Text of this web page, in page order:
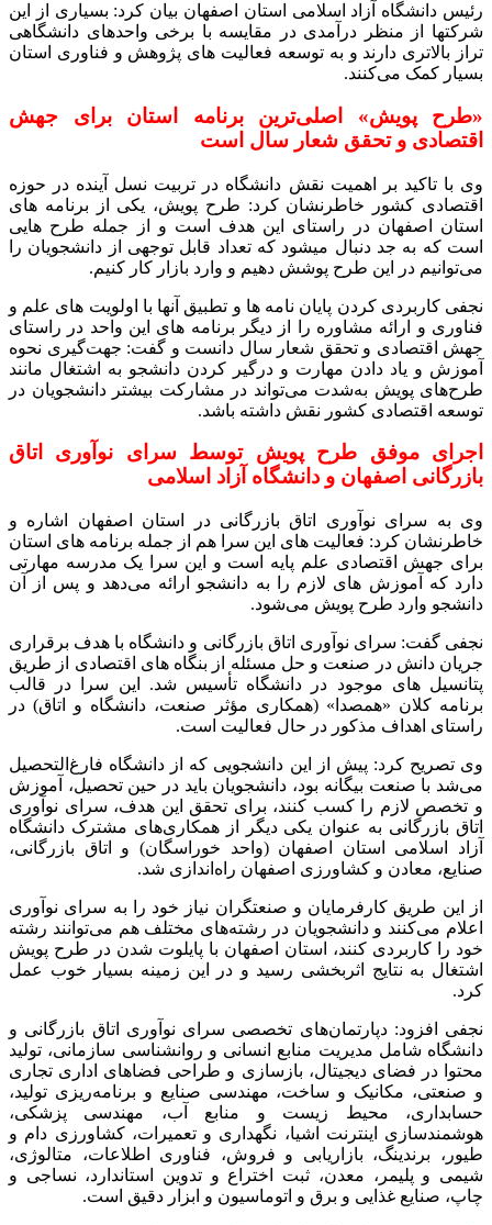
رئیس دانشگاه آزاد اسلامی استان اصفهان بیان کرد: بسیاری از این
شرکتها از منظر درآمدی در مقایسه با برخی واحدهای دانشگاهی
تراز بالاتری دارند و به توسعه فعالیت های پژوهش و فناوری استان
بسیار کمک می‌کنند.
«طرح پویش» اصلی‌ترین برنامه استان برای جهش
اقتصادی و تحقق شعار سال است
وی با تاکید بر اهمیت نقش دانشگاه در تربیت نسل آینده در حوزه
اقتصادی کشور خاطرنشان کرد: طرح پویش، یکی از برنامه های
استان اصفهان در راستای این هدف است و از جمله طرح هایی
است که به جد دنبال میشود که تعداد قابل توجهی از دانشجویان را
می‌توانیم در این طرح پوشش دهیم و وارد بازار کار کنیم.
نجفی کاربردی کردن پایان نامه ها و تطبیق آنها با اولویت های علم و
فناوری و ارائه مشاوره را از دیگر برنامه های این واحد در راستای
جهش اقتصادی و تحقق شعار سال دانست و گفت: جهت‌گیری نحوه
آموزش و یاد دادن مهارت و درگیر کردن دانشجو به اشتغال مانند
طرح‌های پویش به‌شدت می‌تواند در مشارکت بیشتر دانشجویان در
توسعه اقتصادی کشور نقش داشته باشد.
اجرای موفق طرح پویش توسط سرای نوآوری اتاق
بازرگانی اصفهان و دانشگاه آزاد اسلامی
وی به سرای نوآوری اتاق بازرگانی در استان اصفهان اشاره و
خاطرنشان کرد: فعالیت های این سرا هم از جمله برنامه های استان
برای جهش اقتصادی علم پایه است و این سرا یک مدرسه مهارتی
دارد که آموزش های لازم را به دانشجو ارائه می‌دهد و پس از آن
دانشجو وارد طرح پویش می‌شود.
نجفی گفت: سرای نوآوری اتاق بازرگانی و دانشگاه با هدف برقراری
جریان دانش در صنعت و حل مسئله از بنگاه های اقتصادی از طریق
پتانسیل های موجود در دانشگاه تأسیس شد. این سرا در قالب
برنامه کلان «همصدا» (همکاری مؤثر صنعت، دانشگاه و اتاق) در
راستای اهداف مذکور در حال فعالیت است.
وی تصریح کرد: پیش از این دانشجویی که از دانشگاه فارغ‌التحصیل
می‌شد با صنعت بیگانه بود، دانشجویان باید در حین تحصیل، آموزش
و تخصص لازم را کسب کنند، برای تحقق این هدف، سرای نوآوری
اتاق بازرگانی به عنوان یکی دیگر از همکاری‌های مشترک دانشگاه
آزاد اسلامی استان اصفهان (واحد خوراسگان) و اتاق بازرگانی،
صنایع، معادن و کشاورزی اصفهان راه‌اندازی شد.
از این طریق کارفرمایان و صنعتگران نیاز خود را به سرای نوآوری
اعلام می‌کنند و دانشجویان در رشته‌های مختلف هم می‌توانند رشته
خود را کاربردی کنند، استان اصفهان با پایلوت شدن در طرح پویش
اشتغال به نتایج اثربخشی رسید و در این زمینه بسیار خوب عمل
کرد.
نجفی افزود: دپارتمان‌های تخصصی سرای نوآوری اتاق بازرگانی و
دانشگاه شامل مدیریت منابع انسانی و روانشناسی سازمانی، تولید
محتوا در فضای دیجیتال، بازسازی و طراحی فضاهای اداری تجاری
و صنعتی، مکانیک و ساخت، مهندسی صنایع و برنامه‌ریزی تولید،
حسابداری، محیط زیست و منابع آب، مهندسی پزشکی،
هوشمندسازی اینترنت اشیا، نگهداری و تعمیرات، کشاورزی دام و
طیور، برندینگ، بازاریابی و فروش، فناوری اطلاعات، متالوژی،
شیمی و پلیمر، معدن، ثبت اختراع و تدوین استاندارد، نساجی و
چاپ، صنایع غذایی و برق و اتوماسیون و ابزار دقیق است.